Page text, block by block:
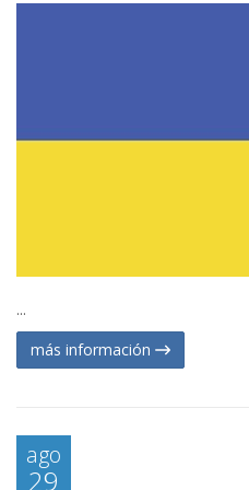
...
más información
ago
29